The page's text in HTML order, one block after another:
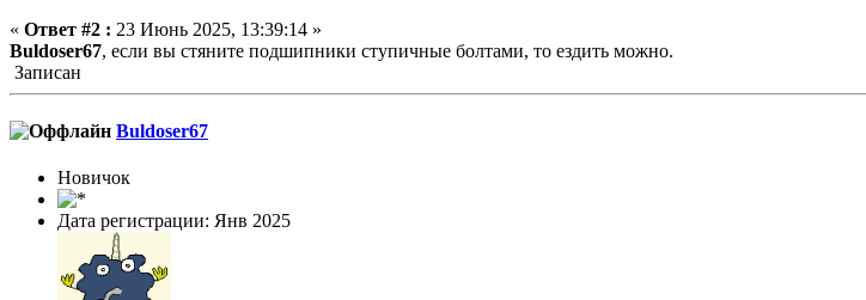
« Ответ #2 : 23 Июнь 2025, 13:39:14 »
Buldoser67, если вы стяните подшипники ступичные болтами, то ездить можно.
Записан
Buldoser67
Новичок
Дата регистрации: Янв 2025